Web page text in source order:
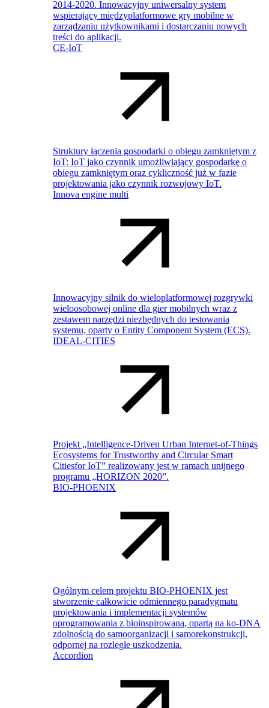
2014-2020. Innowacyjny uniwersalny system
wspierający międzyplatformowe gry mobilne w
zarządzaniu użytkownikami i dostarczaniu nowych
treści do aplikacji.
CE-IoT
Struktury łączenia gospodarki o obiegu zamkniętym z
IoT: IoT jako czynnik umożliwiający gospodarkę o
obiegu zamkniętym oraz cykliczność już w fazie
projektowania jako czynnik rozwojowy IoT.
Innova engine multi
Innowacyjny silnik do wieloplatformowej rozgrywki
wieloosobowej online dla gier mobilnych wraz z
zestawem narzędzi niezbędnych do testowania
systemu, oparty o Entity Component System (ECS).
IDEAL-CITIES
Projekt „Intelligence-Driven Urban Internet-of-Things
Ecosystems for Trustworthy and Circular Smart
Citiesfor IoT” realizowany jest w ramach unijnego
programu „HORIZON 2020”.
BIO-PHOENIX
Ogólnym celem projektu BIO-PHOENIX jest
stworzenie całkowicie odmiennego paradygmatu
projektowania i implementacji systemów
oprogramowania z bioinspirowaną, opartą na ko-DNA
zdolnością do samoorganizacji i samorekonstrukcji,
odpornej na rozległe uszkodzenia.
Accordion